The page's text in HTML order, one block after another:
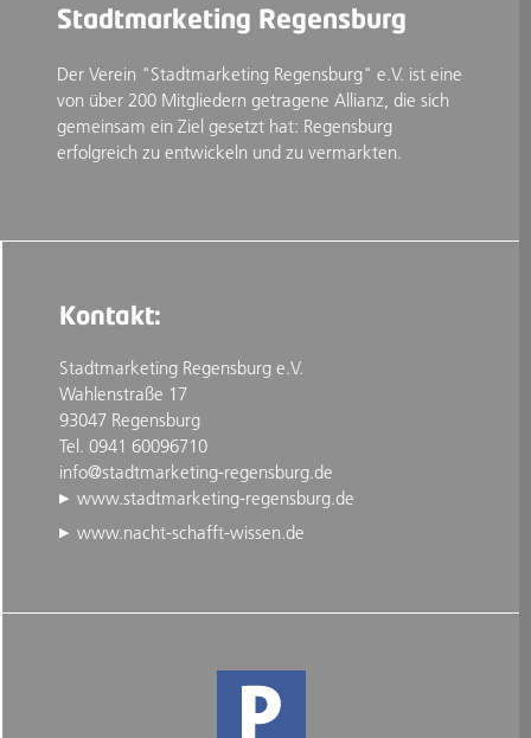
Stadtmarketing Regensburg
Der Verein "Stadtmarketing Regensburg" e.V. ist eine
von über 200 Mitgliedern getragene Allianz, die sich
gemeinsam ein Ziel gesetzt hat: Regensburg
erfolgreich zu entwickeln und zu vermarkten.
Kontakt:
Stadtmarketing Regensburg e.V.
Wahlenstraße 17
93047 Regensburg
Tel. 0941 60096710
info@stadtmarketing-regensburg.de
www.stadtmarketing-regensburg.de
www.nacht-schafft-wissen.de